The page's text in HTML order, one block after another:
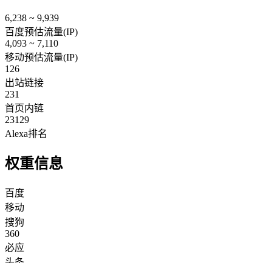
6,238 ~ 9,939
百度预估流量(IP)
4,093 ~ 7,110
移动预估流量(IP)
126
出站链接
231
首页内链
23129
Alexa排名
权重信息
百度
移动
搜狗
360
必应